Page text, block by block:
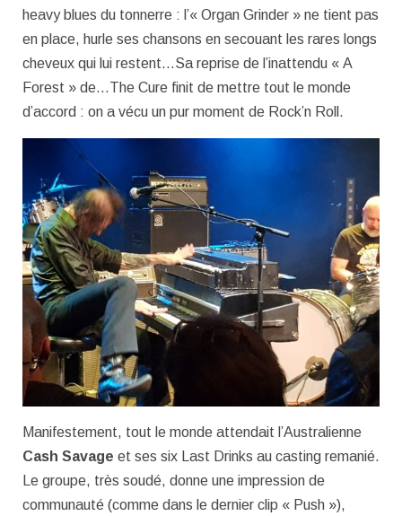
heavy blues du tonnerre : l’« Organ Grinder » ne tient pas
en place, hurle ses chansons en secouant les rares longs
cheveux qui lui restent…Sa reprise de l’inattendu « A
Forest » de…The Cure finit de mettre tout le monde
d’accord : on a vécu un pur moment de Rock’n Roll.
Manifestement, tout le monde attendait l’Australienne
Cash Savage et ses six Last Drinks au casting remanié.
Le groupe, très soudé, donne une impression de
communauté (comme dans le dernier clip « Push »),